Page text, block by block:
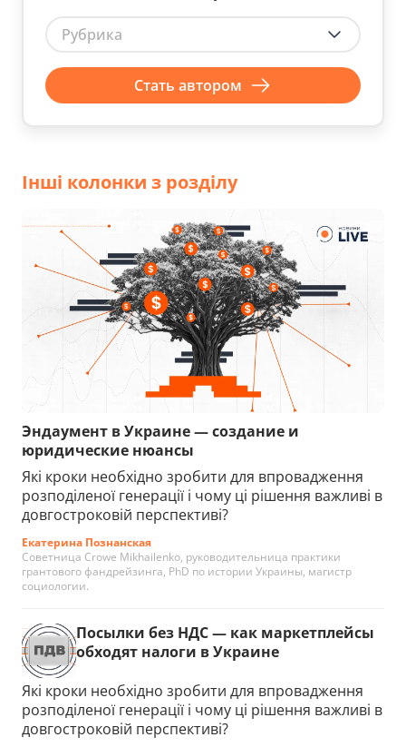
Рубрика
Стать автором
Інші колонки з розділу
Эндаумент в Украине — создание и
юридические нюансы
Які кроки необхідно зробити для впровадження
розподіленої генерації і чому ці рішення важливі в
довгостроковій перспективі?
Екатерина Познанская
Советница Crowe Mikhailenko, руководительница практики
грантового фандрейзинга, PhD по истории Украины, магистр
социологии.
Посылки без НДС — как маркетплейсы
обходят налоги в Украине
Які кроки необхідно зробити для впровадження
розподіленої генерації і чому ці рішення важливі в
довгостроковій перспективі?